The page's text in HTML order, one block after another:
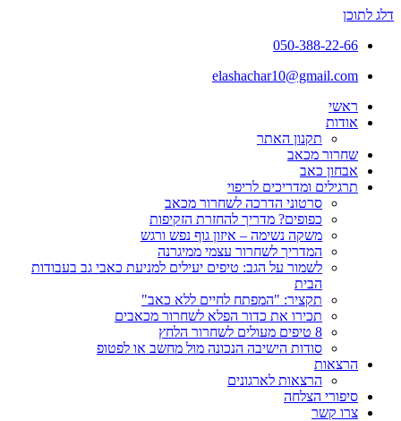
דלג לתוכן
050-388-22-66
elashachar10@gmail.com
ראשי
אודות
תקנון האתר
שחרור מכאב
אבחון כאב
תרגילים ומדריכים לריפוי
סרטוני הדרכה לשחרור מכאב
כפופים? מדריך להחזרת הזקיפות
משקה נשימה – איזון גוף נפש ורגש
המדריך לשחרור עצמי ממיגרנה
לשמור על הגב: טיפים יעילים למניעת כאבי גב בעבודות
הבית
תקציר: "המפתח לחיים ללא כאב"
תכירו את כדור הפלא לשחרור מכאבים
8 טיפים מעולים לשחרור הלחץ
סודות הישיבה הנכונה מול מחשב או לפטופ
הרצאות
הרצאות לארגונים
סיפורי הצלחה
צרו קשר